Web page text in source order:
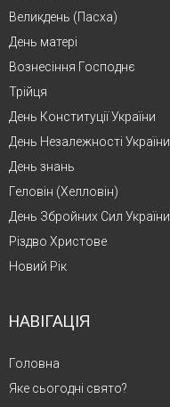
Великдень (Пасха)
День матері
Вознесіння Господнє
Трійця
День Конституції України
День Незалежності України
День знань
Геловін (Хелловін)
День Збройних Сил України
Різдво Христове
Новий Рік
НАВІГАЦІЯ
Головна
Яке сьогодні свято?